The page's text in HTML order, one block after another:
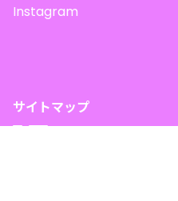
Instagram
サイトマップ